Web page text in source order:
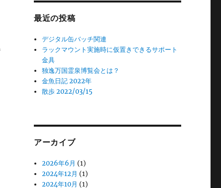
最近の投稿
デジタル缶バッチ関連
ラックマウント実施時に仮置きできるサポート
金具
独逸万国霊泉博覧会とは？
金魚日記 2022年
散歩 2022/03/15
アーカイブ
2026年6月 (1)
2024年12月 (1)
2024年10月 (1)